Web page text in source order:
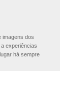
imagens dos
experiências
há sempre